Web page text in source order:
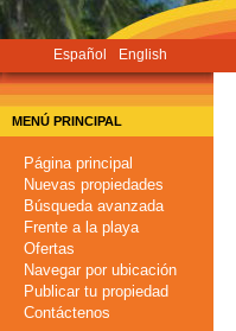
Español English
MENÚ PRINCIPAL
Página principal
Nuevas propiedades
Búsqueda avanzada
Frente a la playa
Ofertas
Navegar por ubicación
Publicar tu propiedad
Contáctenos